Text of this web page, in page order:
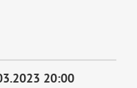
20:00